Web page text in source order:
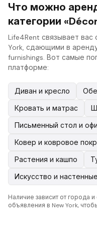
Что можно
категории
Life4Rent связывает
York, сдающими в
furnishings. Вот самые
платформе:
Диван и кресло
Кровать и матрас
Письменный стол и
Ковер и ковровое
Растения и кашпо
Искусство и
Наличие зависит от города
объявления в New York,